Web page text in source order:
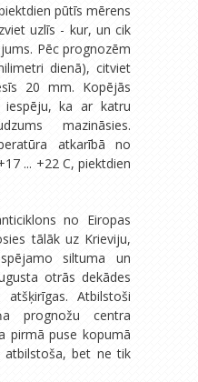
pūtīs mērens
uzlīs - kur, un cik
Pēc prognozēm
dienā), citviet
20 mm. Kopējās
iespēju, ka ar katru
mazināsies.
atkarībā no
... +22 C, piektdien
no Eiropas
tālāk uz Krieviju,
siltuma un
otrās dekādes
Atbilstoši
prognožu centra
pirmā puse kopumā
atbilstoša, bet ne tik